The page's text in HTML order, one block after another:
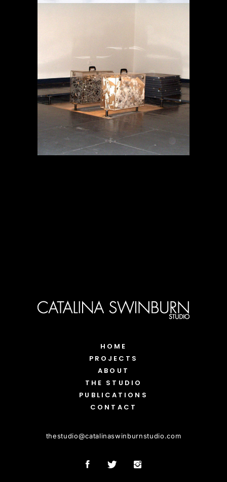
MEMORIA EN TRÁNSITO
Proyectos
HOME
PROJECTS
ABOUT
THE STUDIO
PUBLICATIONS
CONTACT
thestudio@catalinaswinburnstudio.com